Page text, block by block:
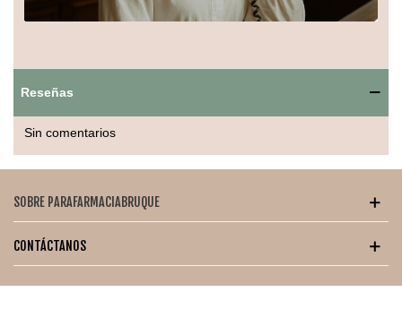
Fácil de limpiar y resistente.
Ideal para la introducción alimentaria.
Reseñas
Sin comentarios
SOBRE PARAFARMACIABRUQUE
CONTÁCTANOS